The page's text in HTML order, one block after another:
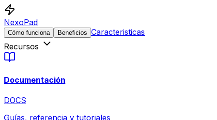
NexoPad
Cómo funciona Beneficios Caracteristicas
Recursos
Documentación
DOCS
Guías, referencia y tutoriales